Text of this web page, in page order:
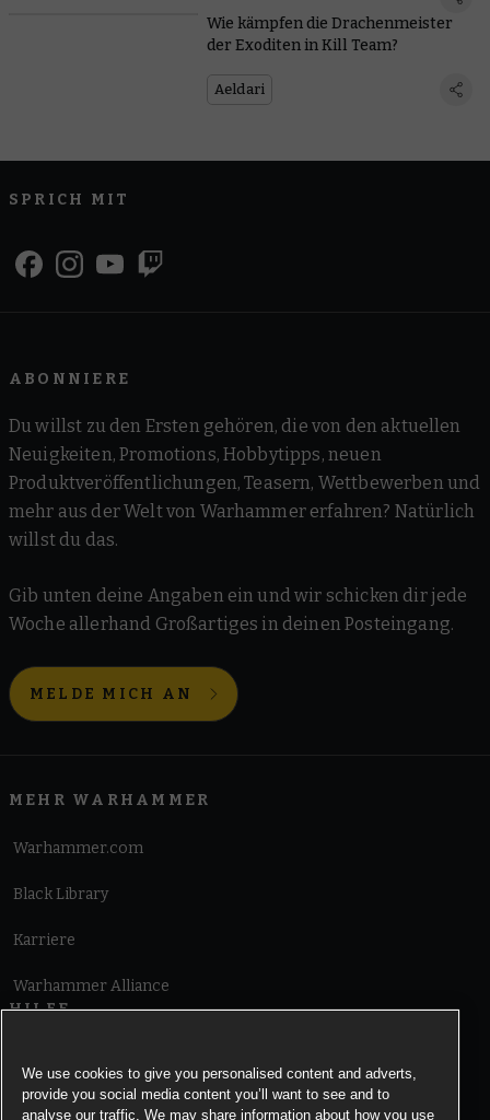
Wie kämpfen die Drachenmeister
der Exoditen in Kill Team?
Aeldari
SPRICH MIT
ABONNIERE
Du willst zu den Ersten gehören, die von den aktuellen
Neuigkeiten, Promotions, Hobbytipps, neuen
Produktveröffentlichungen, Teasern, Wettbewerben und
mehr aus der Welt von Warhammer erfahren? Natürlich
willst du das.
Gib unten deine Angaben ein und wir schicken dir jede
Woche allerhand Großartiges in deinen Posteingang.
MELDE MICH AN
MEHR WARHAMMER
Warhammer.com
Black Library
Karriere
Warhammer Alliance
HILFE
Informationen zu Cookies
We use cookies to give you personalised content and adverts,
provide you social media content you’ll want to see and to
analyse our traffic. We may share information about how you use